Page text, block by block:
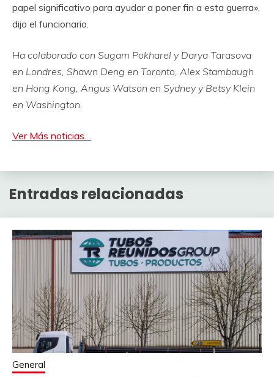
papel significativo para ayudar a poner fin a esta guerra»,
dijo el funcionario.
Ha colaborado con Sugam Pokharel y Darya Tarasova
en Londres, Shawn Deng en Toronto, Alex Stambaugh
en Hong Kong, Angus Watson en Sydney y Betsy Klein
en Washington.
Ver Más noticias…
Entradas relacionadas
General